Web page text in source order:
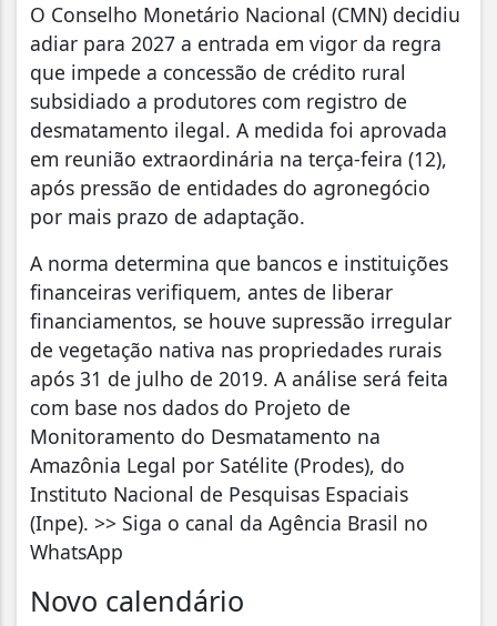
O Conselho Monetário Nacional (CMN) decidiu
adiar para 2027 a entrada em vigor da regra
que impede a concessão de crédito rural
subsidiado a produtores com registro de
desmatamento ilegal. A medida foi aprovada
em reunião extraordinária na terça-feira (12),
após pressão de entidades do agronegócio
por mais prazo de adaptação.
A norma determina que bancos e instituições
financeiras verifiquem, antes de liberar
financiamentos, se houve supressão irregular
de vegetação nativa nas propriedades rurais
após 31 de julho de 2019. A análise será feita
com base nos dados do Projeto de
Monitoramento do Desmatamento na
Amazônia Legal por Satélite (Prodes), do
Instituto Nacional de Pesquisas Espaciais
(Inpe). >> Siga o canal da Agência Brasil no
WhatsApp
Novo calendário